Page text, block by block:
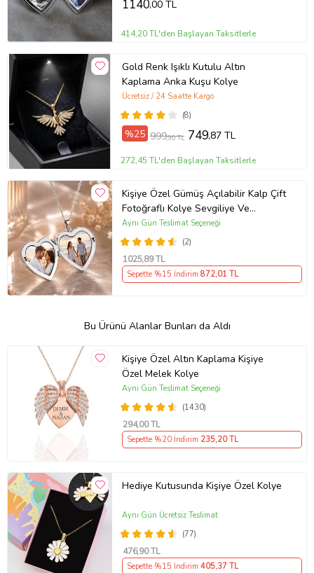
1140,00 TL
414,20 TL'den Başlayan Taksitlerle
Gold Renk Işıklı Kutulu Altın
Kaplama Anka Kuşu Kolye
(8)
Ücretsiz / 24 Saatte Kargo
%25 999,90 TL 749,87 TL
272,45 TL'den Başlayan Taksitlerle
Kişiye Özel Gümüş Açılabilir Kalp Çift
Fotoğraflı Kolye Sevgiliye Ve
Annelere Özel Gümüş Kolye Kutulu
Kalpli Anı Kolyesi Gümüş
(2)
Aynı Gün Teslimat Seçeneği
1025,89 TL
Sepette %15 İndirim 872,01 TL
Bu Ürünü Alanlar Bunları da Aldı
Kişiye Özel Altın Kaplama Kişiye
Özel Melek Kolye
(1430)
Aynı Gün Teslimat Seçeneği
294,00 TL
Sepette %20 İndirim 235,20 TL
Hediye Kutusunda Kişiye Özel Kolye
(77)
Aynı Gün Ücretsiz Teslimat
476,90 TL
Sepette %15 İndirim 405,37 TL